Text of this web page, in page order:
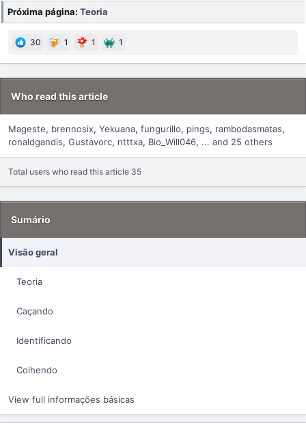
Próxima página: Teoria
30 1 1 1
Who read this article
Mageste brennosix Yekuana fungurillo pings
rambodasmatas
ronaldgandis Gustavorc ntttxa Bio_Will046 ... and 25 others
Total users who read this article 35
Sumário
Visão geral
Teoria
Caçando
Identificando
Colhendo
View full informações básicas